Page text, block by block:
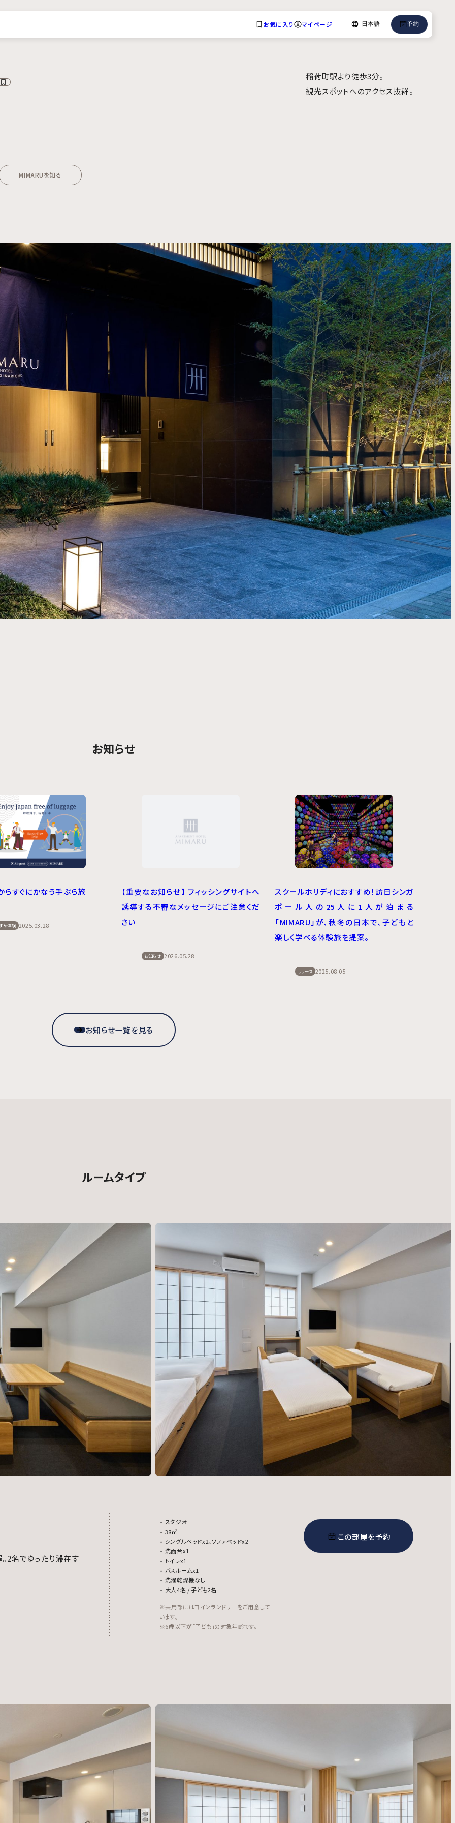
お気に入り マイページ 言語日本語
中文
日本語
予約
稲荷町駅より徒歩3分。
観光スポットへのアクセス抜群。
MIMARUを知る
お知らせ
らすぐにかなう手ぶら旅
め体験 2025.03.28
【重要なお知らせ】 フィッシングサイトへ
誘導する不審なメッセージにご注意くだ
さい
お知らせ 2026.05.28
スクールホリディにおすすめ！訪日シンガ
ポール人の25人に1人が泊まる
「MIMARU」が、秋冬の日本で、子どもと
楽しく学べる体験旅を提案。
リリース 2025.08.05
お知らせ一覧を見る
ルームタイプ
2名でゆったり滞在す
スタジオ
38㎡
シングルベッドx2、ソファベッドx2
洗面台x1
トイレx1
バスルームx1
洗濯乾燥機なし
大人4名 / 子ども2名
※共用部にはコインランドリーをご用意して
います。
※6歳以下が「子ども」の対象年齢です。
この部屋を予約